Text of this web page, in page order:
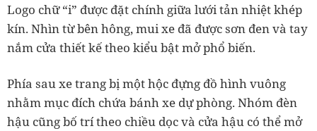
Logo chữ “i” được đặt chính giữa lưới tản nhiệt khép
kín. Nhìn từ bên hông, mui xe đã được sơn đen và tay
nắm cửa thiết kế theo kiểu bật mở phổ biến.
Phía sau xe trang bị một hộc đựng đồ hình vuông
nhằm mục đích chứa bánh xe dự phòng. Nhóm đèn
hậu cũng bố trí theo chiều dọc và cửa hậu có thể mở